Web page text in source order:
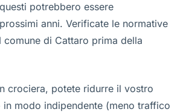
potrebbero essere
anni. Verificate le normative
comune di Cattaro prima della
crociera, potete ridurre il vostro
modo indipendente (meno traffico